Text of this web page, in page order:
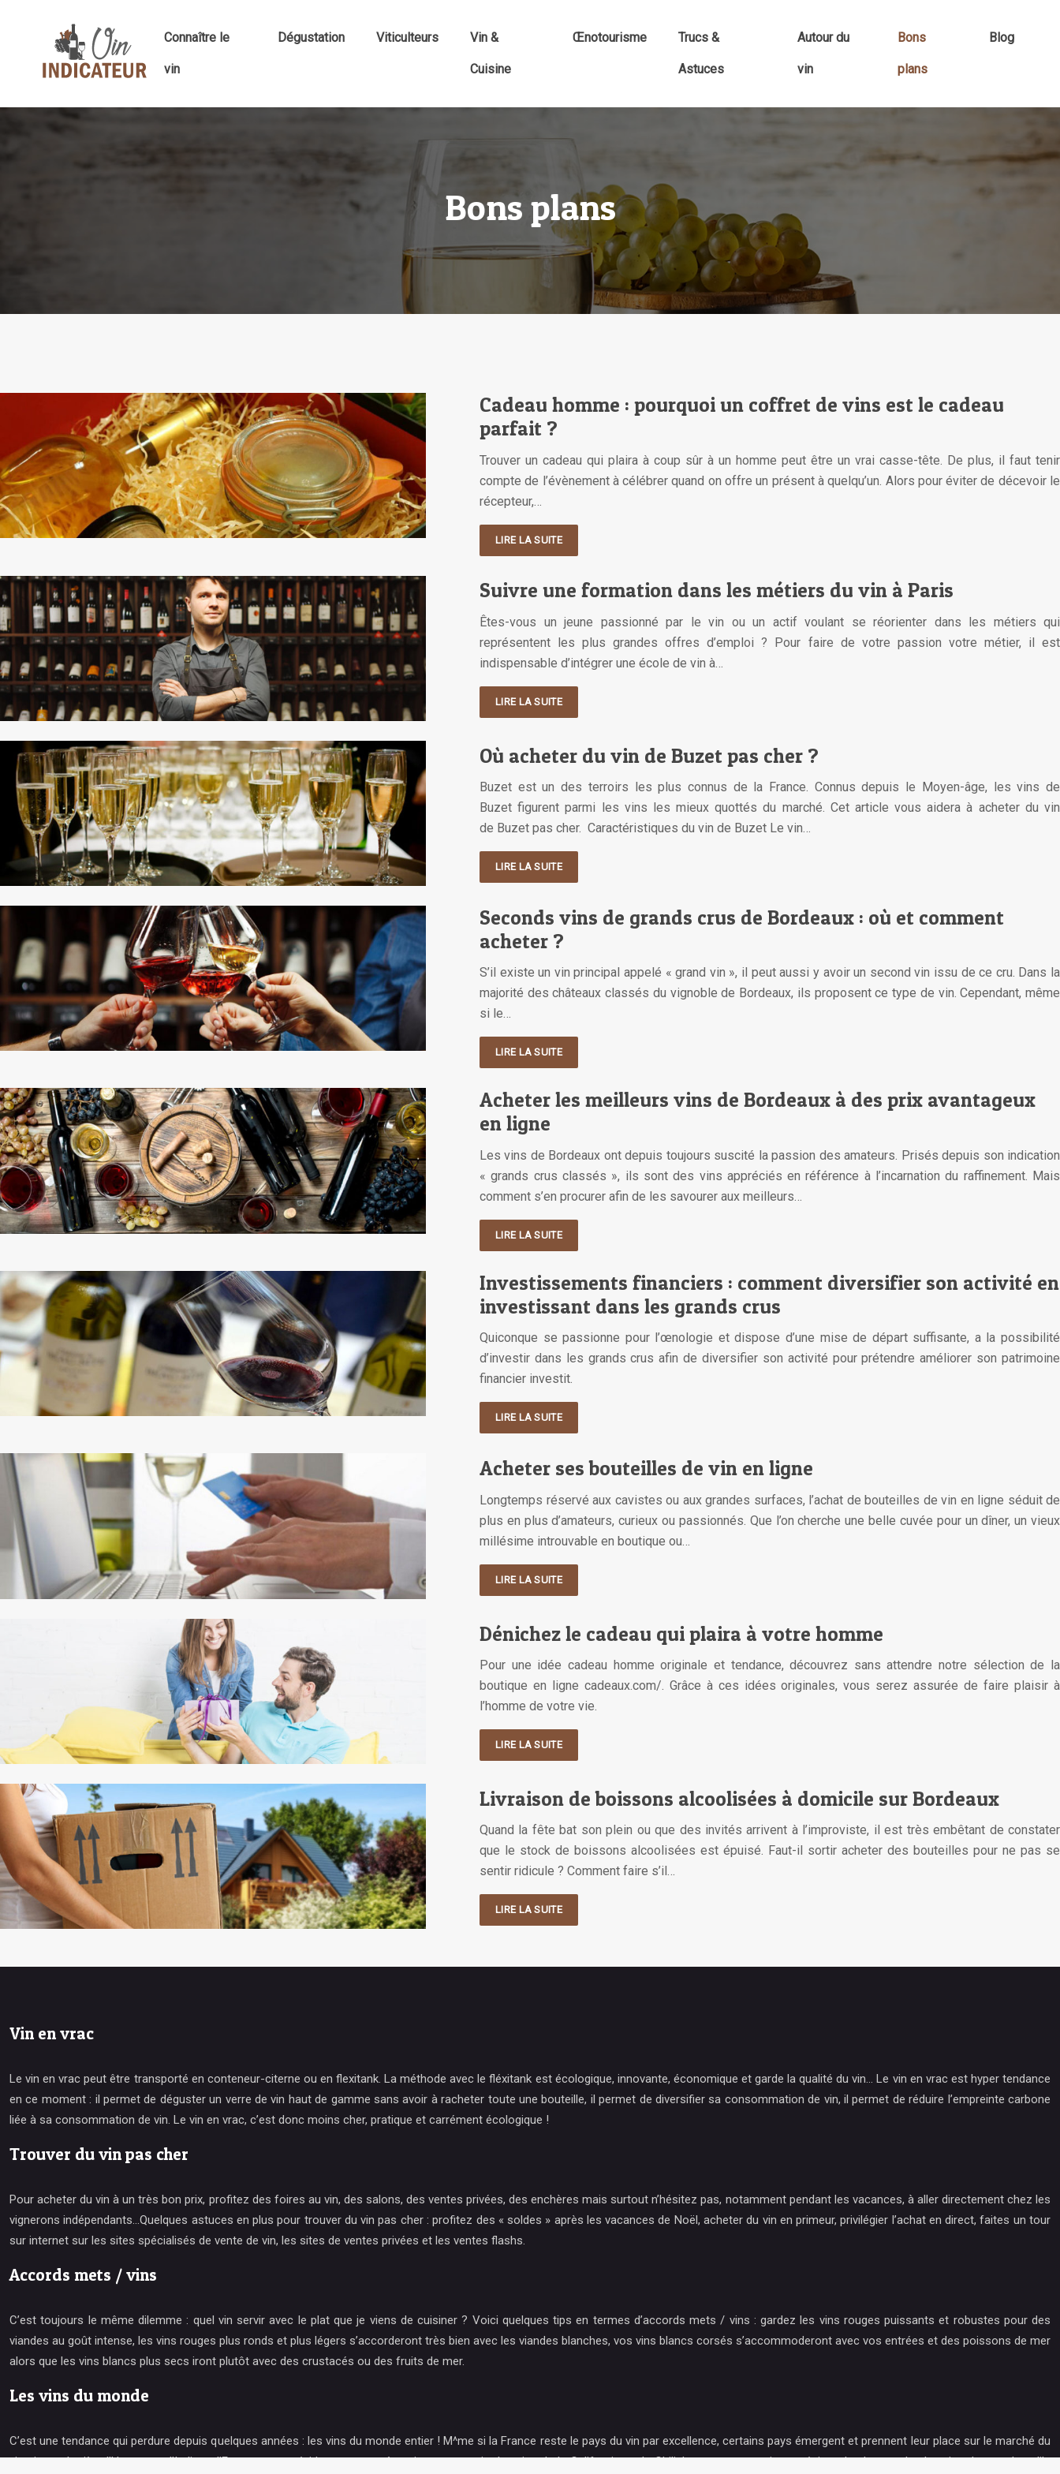
Connaître le
vin
Dégustation Viticulteurs Vin &
Cuisine
Œnotourisme Trucs &
Astuces
Autour du
vin
Bons
plans
Blog
Bons plans
Cadeau homme : pourquoi un coffret de vins est le cadeau
parfait ?
Trouver un cadeau qui plaira à coup sûr à un homme peut être un vrai casse-tête. De plus, il faut tenir
compte de l’évènement à célébrer quand on offre un présent à quelqu’un. Alors pour éviter de décevoir le
récepteur,…
LIRE LA SUITE
Suivre une formation dans les métiers du vin à Paris
Êtes-vous un jeune passionné par le vin ou un actif voulant se réorienter dans les métiers qui
représentent les plus grandes offres d’emploi ? Pour faire de votre passion votre métier, il est
indispensable d’intégrer une école de vin à…
LIRE LA SUITE
Où acheter du vin de Buzet pas cher ?
Buzet est un des terroirs les plus connus de la France. Connus depuis le Moyen-âge, les vins de
Buzet figurent parmi les vins les mieux quottés du marché. Cet article vous aidera à acheter du vin
de Buzet pas cher. Caractéristiques du vin de Buzet Le vin…
LIRE LA SUITE
Seconds vins de grands crus de Bordeaux : où et comment
acheter ?
S’il existe un vin principal appelé « grand vin », il peut aussi y avoir un second vin issu de ce cru. Dans la
majorité des châteaux classés du vignoble de Bordeaux, ils proposent ce type de vin. Cependant, même
si le…
LIRE LA SUITE
Acheter les meilleurs vins de Bordeaux à des prix avantageux
en ligne
Les vins de Bordeaux ont depuis toujours suscité la passion des amateurs. Prisés depuis son indication
« grands crus classés », ils sont des vins appréciés en référence à l’incarnation du raffinement. Mais
comment s’en procurer afin de les savourer aux meilleurs…
LIRE LA SUITE
Investissements financiers : comment diversifier son activité en
investissant dans les grands crus
Quiconque se passionne pour l’œnologie et dispose d’une mise de départ suffisante, a la possibilité
d’investir dans les grands crus afin de diversifier son activité pour prétendre améliorer son patrimoine
financier investit.
LIRE LA SUITE
Acheter ses bouteilles de vin en ligne
Longtemps réservé aux cavistes ou aux grandes surfaces, l’achat de bouteilles de vin en ligne séduit de
plus en plus d’amateurs, curieux ou passionnés. Que l’on cherche une belle cuvée pour un dîner, un vieux
millésime introuvable en boutique ou…
LIRE LA SUITE
Dénichez le cadeau qui plaira à votre homme
Pour une idée cadeau homme originale et tendance, découvrez sans attendre notre sélection de la
boutique en ligne cadeaux.com/. Grâce à ces idées originales, vous serez assurée de faire plaisir à
l’homme de votre vie.
LIRE LA SUITE
Livraison de boissons alcoolisées à domicile sur Bordeaux
Quand la fête bat son plein ou que des invités arrivent à l’improviste, il est très embêtant de constater
que le stock de boissons alcoolisées est épuisé. Faut-il sortir acheter des bouteilles pour ne pas se
sentir ridicule ? Comment faire s’il…
LIRE LA SUITE
Vin en vrac
Le vin en vrac peut être transporté en conteneur-citerne ou en flexitank. La méthode avec le fléxitank est écologique, innovante, économique et garde la qualité du vin… Le vin en vrac est hyper tendance
en ce moment : il permet de déguster un verre de vin haut de gamme sans avoir à racheter toute une bouteille, il permet de diversifier sa consommation de vin, il permet de réduire l’empreinte carbone
liée à sa consommation de vin. Le vin en vrac, c’est donc moins cher, pratique et carrément écologique !
Trouver du vin pas cher
Pour acheter du vin à un très bon prix, profitez des foires au vin, des salons, des ventes privées, des enchères mais surtout n’hésitez pas, notamment pendant les vacances, à aller directement chez les
vignerons indépendants…Quelques astuces en plus pour trouver du vin pas cher : profitez des « soldes » après les vacances de Noël, acheter du vin en primeur, privilégier l’achat en direct, faites un tour
sur internet sur les sites spécialisés de vente de vin, les sites de ventes privées et les ventes flashs.
Accords mets / vins
C’est toujours le même dilemme : quel vin servir avec le plat que je viens de cuisiner ? Voici quelques tips en termes d’accords mets / vins : gardez les vins rouges puissants et robustes pour des
viandes au goût intense, les vins rouges plus ronds et plus légers s’accorderont très bien avec les viandes blanches, vos vins blancs corsés s’accommoderont avec vos entrées et des poissons de mer
alors que les vins blancs plus secs iront plutôt avec des crustacés ou des fruits de mer.
Les vins du monde
C’est une tendance qui perdure depuis quelques années : les vins du monde entier ! M^me si la France reste le pays du vin par excellence, certains pays émergent et prennent leur place sur le marché du
vin : juste derrière l’Hexagone, l’Italie et l’Espagne sont évidemment en tête, viennent ensuite les vins de la Californie et du Chili. Les experts en vin apprécient de plus en plus les vins du monde qu’ils